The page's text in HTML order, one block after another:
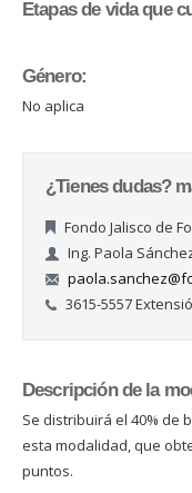
Etapas de vida que
Género:
No aplica
¿Tienes dudas?
Fondo Jalisco de
Ing. Paola
3615-5557
Descripción de la
Se distribuirá el 40% de
esta modalidad, que
puntos.